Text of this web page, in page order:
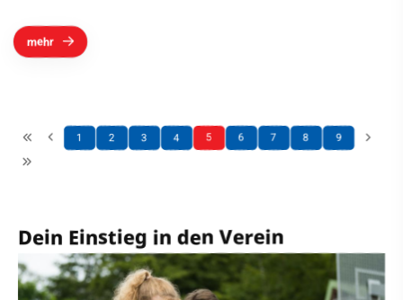
mehr
1 2 3 4 5 6 7 8 9
Dein Einstieg in den Verein